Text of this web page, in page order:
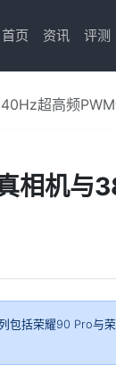
首页 资讯 评测
超高频
相机与
括荣耀90 Pro与荣